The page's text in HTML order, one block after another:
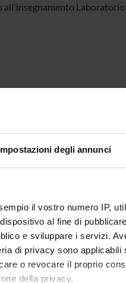
degli annunci
il vostro numero IP,
al fine di
e sviluppare i servizi.
di privacy sono applicabili
o revocare il proprio
della privacy.